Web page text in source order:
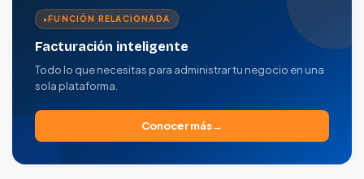
FUNCIÓN RELACIONADA
Facturación inteligente
Todo lo que necesitas para administrar tu negocio en una
sola plataforma.
Conocer más